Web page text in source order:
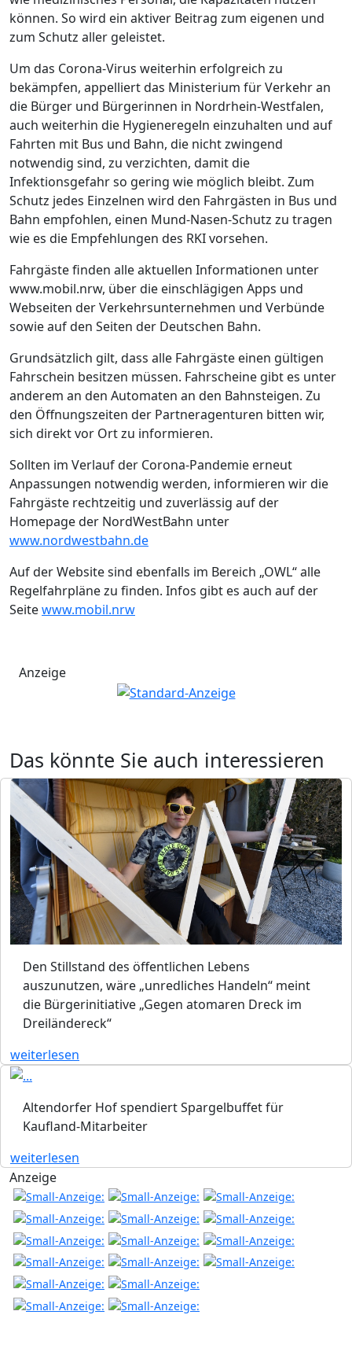
können. So wird ein aktiver Beitrag zum eigenen und
zum Schutz aller geleistet.
Um das Corona-Virus weiterhin erfolgreich zu
bekämpfen, appelliert das Ministerium für Verkehr an
die Bürger und Bürgerinnen in Nordrhein-Westfalen,
auch weiterhin die Hygieneregeln einzuhalten und auf
Fahrten mit Bus und Bahn, die nicht zwingend
notwendig sind, zu verzichten, damit die
Infektionsgefahr so gering wie möglich bleibt. Zum
Schutz jedes Einzelnen wird den Fahrgästen in Bus und
Bahn empfohlen, einen Mund-Nasen-Schutz zu tragen
wie es die Empfehlungen des RKI vorsehen.
Fahrgäste finden alle aktuellen Informationen unter
www.mobil.nrw, über die einschlägigen Apps und
Webseiten der Verkehrsunternehmen und Verbünde
sowie auf den Seiten der Deutschen Bahn.
Grundsätzlich gilt, dass alle Fahrgäste einen gültigen
Fahrschein besitzen müssen. Fahrscheine gibt es unter
anderem an den Automaten an den Bahnsteigen. Zu
den Öffnungszeiten der Partneragenturen bitten wir,
sich direkt vor Ort zu informieren.
Sollten im Verlauf der Corona-Pandemie erneut
Anpassungen notwendig werden, informieren wir die
Fahrgäste rechtzeitig und zuverlässig auf der
Homepage der NordWestBahn unter
www.nordwestbahn.de
Auf der Website sind ebenfalls im Bereich „OWL“ alle
Regelfahrpläne zu finden. Infos gibt es auch auf der
Seitewww.mobil.nrw
Anzeige
Das könnte Sie auch interessieren
Den Stillstand des öffentlichen Lebens
auszunutzen, wäre „unredliches Handeln“ meint
die Bürgerinitiative „Gegen atomaren Dreck im
Dreiländereck“
weiterlesen
Altendorfer Hof spendiert Spargelbuffet für
Kaufland-Mitarbeiter
weiterlesen
Anzeige